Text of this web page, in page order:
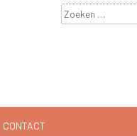
Zoeken
naar:
CONTACT